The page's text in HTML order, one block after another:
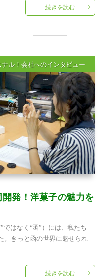
続きを読む
ナル！会社へのインタビュー
発！洋菓子の魅力を
ではなく“函”）には、私たち
。きっと函の世界に魅せられ
続きを読む